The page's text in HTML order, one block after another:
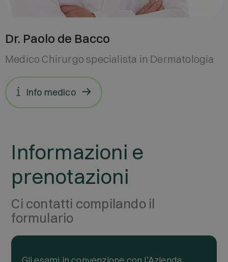
Dr. Paolo de Bacco
Medico Chirurgo specialista in Dermatologia
Info medico
Informazioni e
prenotazioni
Ci contatti compilando il
formulario